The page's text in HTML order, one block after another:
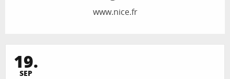
www.nice.fr
19.
SEP